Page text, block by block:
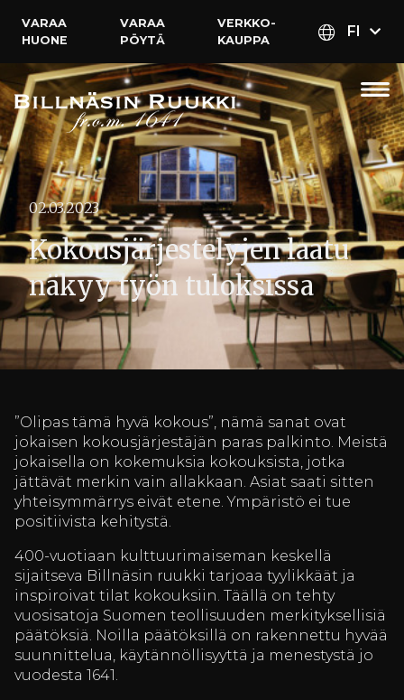
VARAA
HUONE
VARAA
PÖYTÄ
VERKKO­
KAUPPA
FI
02.03.2023
Kokousjärjestelyjen laatu
näkyy työn tuloksissa
”Olipas tämä hyvä kokous”, nämä sanat ovat
jokaisen kokousjärjestäjän paras palkinto. Meistä
jokaisella on kokemuksia kokouksista, jotka
jättävät merkin vain allakkaan. Asiat saati sitten
yhteisymmärrys eivät etene. Ympäristö ei tue
positiivista kehitystä.
400-vuotiaan kulttuurimaiseman keskellä
sijaitseva Billnäsin ruukki tarjoaa tyylikkäät ja
inspiroivat tilat kokouksiin. Täällä on tehty
vuosisatoja Suomen teollisuuden merkityksellisiä
päätöksiä. Noilla päätöksillä on rakennettu hyvää
suunnittelua, käytännöllisyyttä ja menestystä jo
vuodesta 1641.